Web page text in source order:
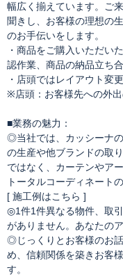
幅広く揃えています。ご
聞きし、お客様の理想の
のお手伝いをします。
・商品をご購入いただい
認作業、商品の納品立ち
・店頭ではレイアウト変
※店頭：お客様先への外出
■業務の魅力：
◎当社では、カッシーナ
の生産や他ブランドの取
ではなく、カーテンやア
トータルコーディネート
[ 施工例はこちら ]
◎1件1件異なる物件、取
がありません。あなたの
◎じっくりとお客様のお
め、信頼関係を築きお客
す。